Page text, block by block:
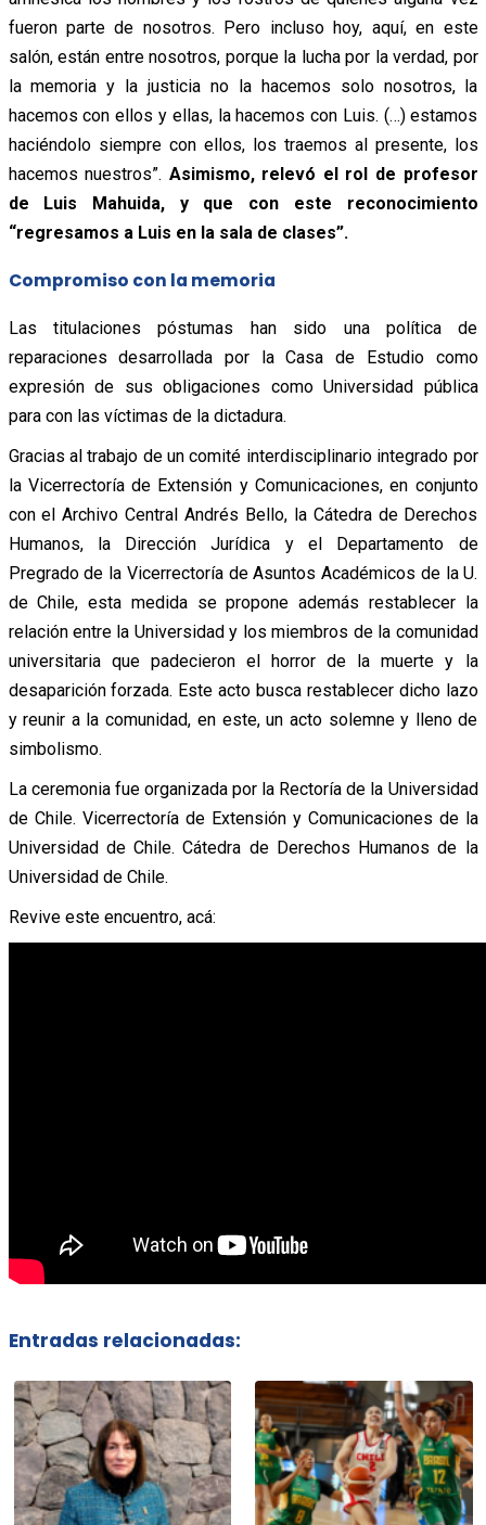
fueron parte de nosotros. Pero incluso hoy, aquí, en este
salón, están entre nosotros, porque la lucha por la verdad, por
la memoria y la justicia no la hacemos solo nosotros, la
hacemos con ellos y ellas, la hacemos con Luis. (…) estamos
haciéndolo siempre con ellos, los traemos al presente, los
hacemos nuestros”. Asimismo, relevó el rol de profesor
de Luis Mahuida, y que con este reconocimiento
“regresamos a Luis en la sala de clases”.
Compromiso con la memoria
Las titulaciones póstumas han sido una política de
reparaciones desarrollada por la Casa de Estudio como
expresión de sus obligaciones como Universidad pública
para con las víctimas de la dictadura.
Gracias al trabajo de un comité interdisciplinario integrado por
la Vicerrectoría de Extensión y Comunicaciones, en conjunto
con el Archivo Central Andrés Bello, la Cátedra de Derechos
Humanos, la Dirección Jurídica y el Departamento de
Pregrado de la Vicerrectoría de Asuntos Académicos de la U.
de Chile, esta medida se propone además restablecer la
relación entre la Universidad y los miembros de la comunidad
universitaria que padecieron el horror de la muerte y la
desaparición forzada. Este acto busca restablecer dicho lazo
y reunir a la comunidad, en este, un acto solemne y lleno de
simbolismo.
La ceremonia fue organizada por la Rectoría de la Universidad
de Chile. Vicerrectoría de Extensión y Comunicaciones de la
Universidad de Chile. Cátedra de Derechos Humanos de la
Universidad de Chile.
Revive este encuentro, acá:
Entradas relacionadas: